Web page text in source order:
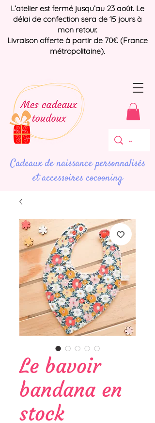
Cadeaux de naissance personnalisés
et accessoires cocooning
L’atelier est fermé jusqu’au 23 août. Le
délai de confection sera de 15 jours à
mon retour.
Livraison offerte à partir de 70€ (France
métropolitaine).
Le bavoir
bandana en
stock